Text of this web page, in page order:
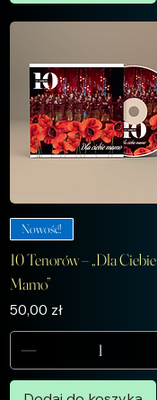
Nowość!
10 Tenorów – „Dla Ciebie
Mamo”
Cena
50,00 zł